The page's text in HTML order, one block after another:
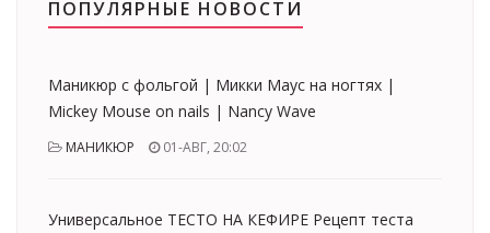
ПОПУЛЯРНЫЕ НОВОСТИ
Маникюр с фольгой | Микки Маус на ногтях |
Mickey Mouse on nails | Nancy Wave
МАНИКЮР 01-АВГ, 20:02
Универсальное ТЕСТО НА КЕФИРЕ Рецепт теста